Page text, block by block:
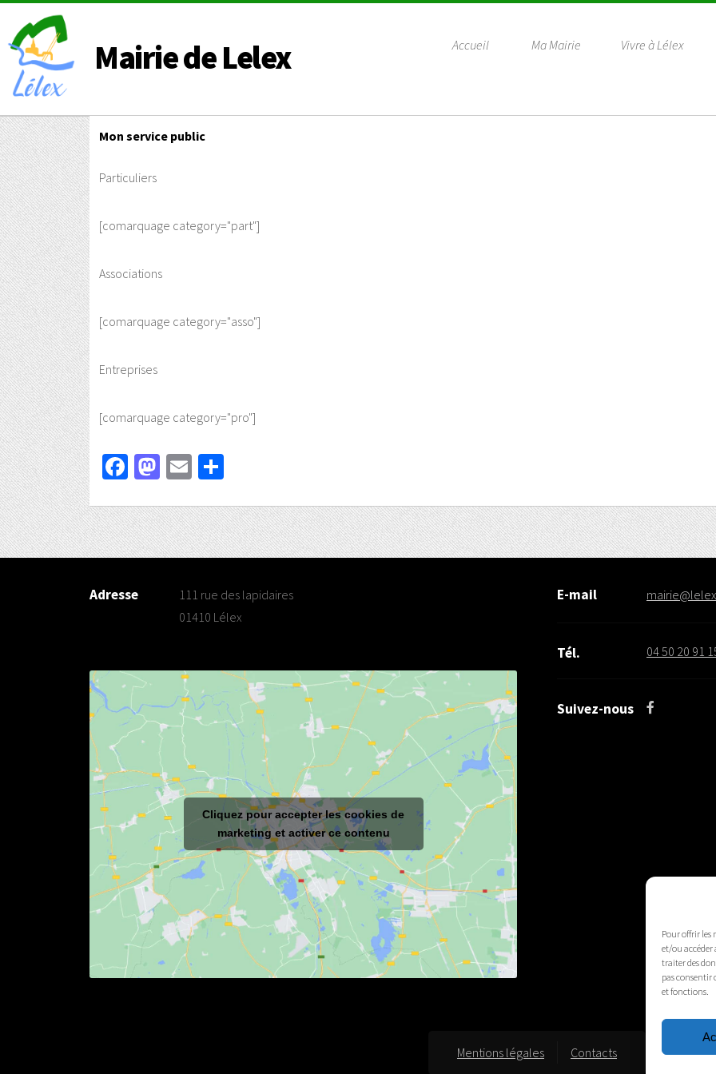
Pour offrir les
et/ou accéder
traiter des
pas consentir
et fonctions.
Mairie de Lelex Accueil Ma Mairie Vivre à Lélex
Mon service public
Particuliers
[comarquage category="part"]
Associations
[comarquage category="asso"]
Entreprises
[comarquage category="pro"]
Facebook
Mastodon
Email
Adresse
111 rue des lapidaires
01410 Lélex
Cliquez pour accepter les cookies de
marketing et activer ce contenu
E-mail
Tél. 04 50 20 91
Suivez-nous
Mentions légales Contacts